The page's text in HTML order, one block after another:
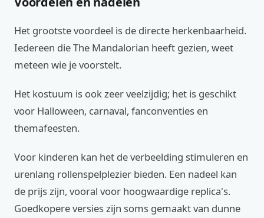
Het grootste voordeel is de directe herkenbaarheid.
Iedereen die The Mandalorian heeft gezien, weet
meteen wie je voorstelt.
Het kostuum is ook zeer veelzijdig; het is geschikt
voor Halloween, carnaval, fanconventies en
themafeesten.
Voor kinderen kan het de verbeelding stimuleren en
urenlang rollenspelplezier bieden. Een nadeel kan
de prijs zijn, vooral voor hoogwaardige replica's.
Goedkopere versies zijn soms gemaakt van dunne